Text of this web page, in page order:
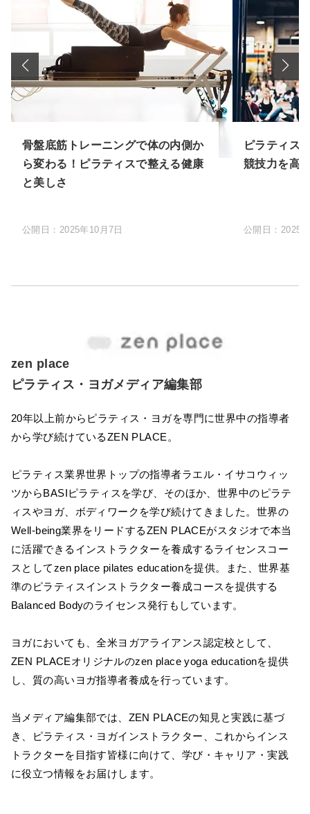
骨盤底筋トレーニングで体の内側か
ら変わる！ピラティスで整える健康
と美しさ
公開日： 2025年10月7日
ピラティス
競技力を高
公開日： 2025
zen place
ピラティス・ヨガメディア編集部
20年以上前からピラティス・ヨガを専門に世界中の指導者
から学び続けているZEN PLACE。
ピラティス業界世界トップの指導者ラエル・イサコウィッ
ツからBASIピラティスを学び、そのほか、世界中のピラテ
ィスやヨガ、ボディワークを学び続けてきました。世界の
Well-being業界をリードするZEN PLACEがスタジオで本当
に活躍できるインストラクターを養成するライセンスコー
スとしてzen place pilates educationを提供。また、世界基
準のピラティスインストラクター養成コースを提供する
Balanced Bodyのライセンス発行もしています。
ヨガにおいても、全米ヨガアライアンス認定校として、
ZEN PLACEオリジナルのzen place yoga educationを提供
し、質の高いヨガ指導者養成を行っています。
当メディア編集部では、ZEN PLACEの知見と実践に基づ
き、ピラティス・ヨガインストラクター、これからインス
トラクターを目指す皆様に向けて、学び・キャリア・実践
に役立つ情報をお届けします。